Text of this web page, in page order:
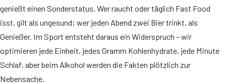
genießt einen Sonderstatus. Wer raucht oder täglich Fast Food
isst, gilt als ungesund; wer jeden Abend zwei Bier trinkt, als
Genießer. Im Sport entsteht daraus ein Widerspruch – wir
optimieren jede Einheit, jedes Gramm Kohlenhydrate, jede Minute
Schlaf, aber beim Alkohol werden die Fakten plötzlich zur
Nebensache.